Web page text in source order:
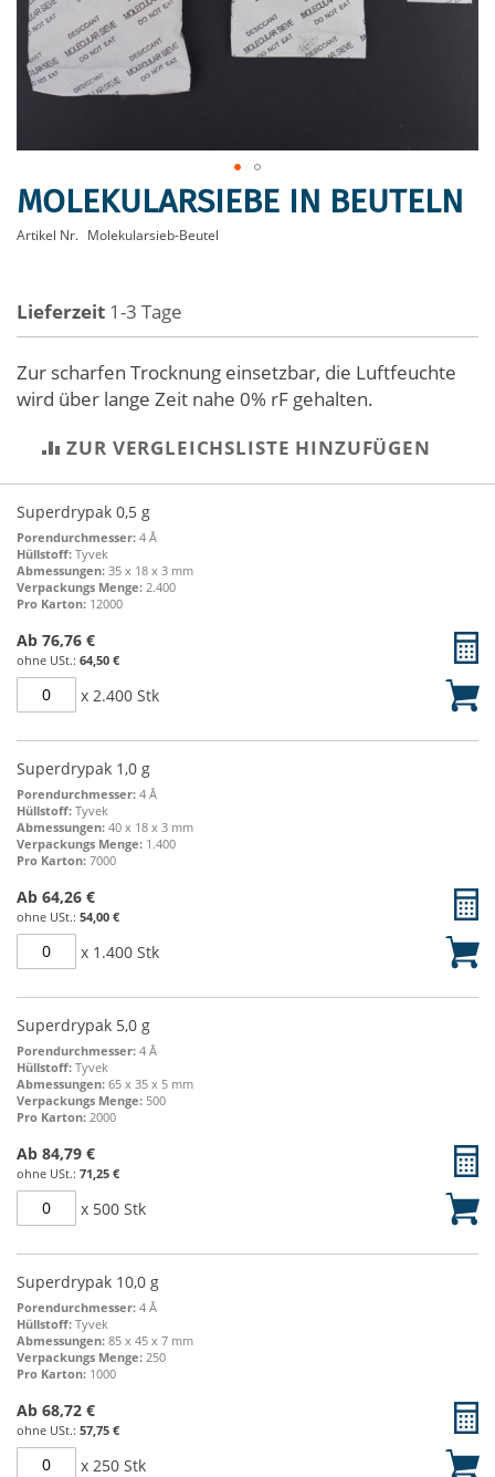
Zum
der
springen
MOLEKULARSIEBE IN BEUTELN
Artikel Nr. Molekularsieb-Beutel
Lieferzeit 1-3 Tage
Zur scharfen Trocknung einsetzbar, die Luftfeuchte
wird über lange Zeit nahe 0% rF gehalten.
ZUR VERGLEICHSLISTE HINZUFÜGEN
Produkte
-
Artikel
Superdrypak 0,5 g
Porendurchmesser: 4 Å
Hüllstoff: Tyvek
Abmessungen: 35 x 18 x 3 mm
Verpackungs Menge: 2.400
Pro Karton: 12000
Ab 76,76 €
64,50 €
x 2.400 Stk
Superdrypak 1,0 g
Porendurchmesser: 4 Å
Hüllstoff: Tyvek
Abmessungen: 40 x 18 x 3 mm
Verpackungs Menge: 1.400
Pro Karton: 7000
Ab 64,26 €
54,00 €
x 1.400 Stk
Superdrypak 5,0 g
Porendurchmesser: 4 Å
Hüllstoff: Tyvek
Abmessungen: 65 x 35 x 5 mm
Verpackungs Menge: 500
Pro Karton: 2000
Ab 84,79 €
71,25 €
x 500 Stk
Superdrypak 10,0 g
Porendurchmesser: 4 Å
Hüllstoff: Tyvek
Abmessungen: 85 x 45 x 7 mm
Verpackungs Menge: 250
Pro Karton: 1000
Ab 68,72 €
57,75 €
x 250 Stk